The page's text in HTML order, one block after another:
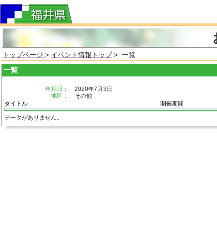
トップページ > イベント情報トップ> 一覧
一覧
年月日：
2020年7月3日
地区：
その他
タイトル
開催期間
データがありません。